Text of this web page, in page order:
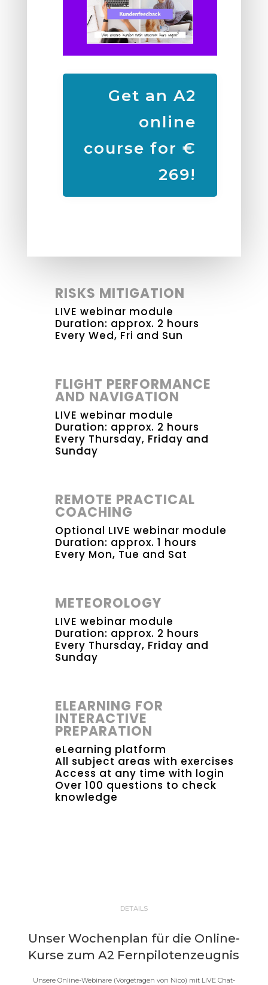
Get an A2
online
course for €
269!
RISKS MITIGATION
LIVE webinar module
Duration: approx. 2 hours
Every Wed, Fri and Sun
FLIGHT PERFORMANCE
AND NAVIGATION
LIVE webinar module
Duration: approx. 2 hours
Every Thursday, Friday and
Sunday
REMOTE PRACTICAL
COACHING
Optional LIVE webinar module
Duration: approx. 1 hours
Every Mon, Tue and Sat
METEOROLOGY
LIVE webinar module
Duration: approx. 2 hours
Every Thursday, Friday and
Sunday
ELEARNING FOR
INTERACTIVE
PREPARATION
eLearning platform
All subject areas with exercises
Access at any time with login
Over 100 questions to check
knowledge
DETAILS
Unser Wochenplan für die Online-
Kurse zum A2 Fernpilotenzeugnis
Unsere Online-Webinare (Vorgetragen von Nico) mit LIVE Chat-